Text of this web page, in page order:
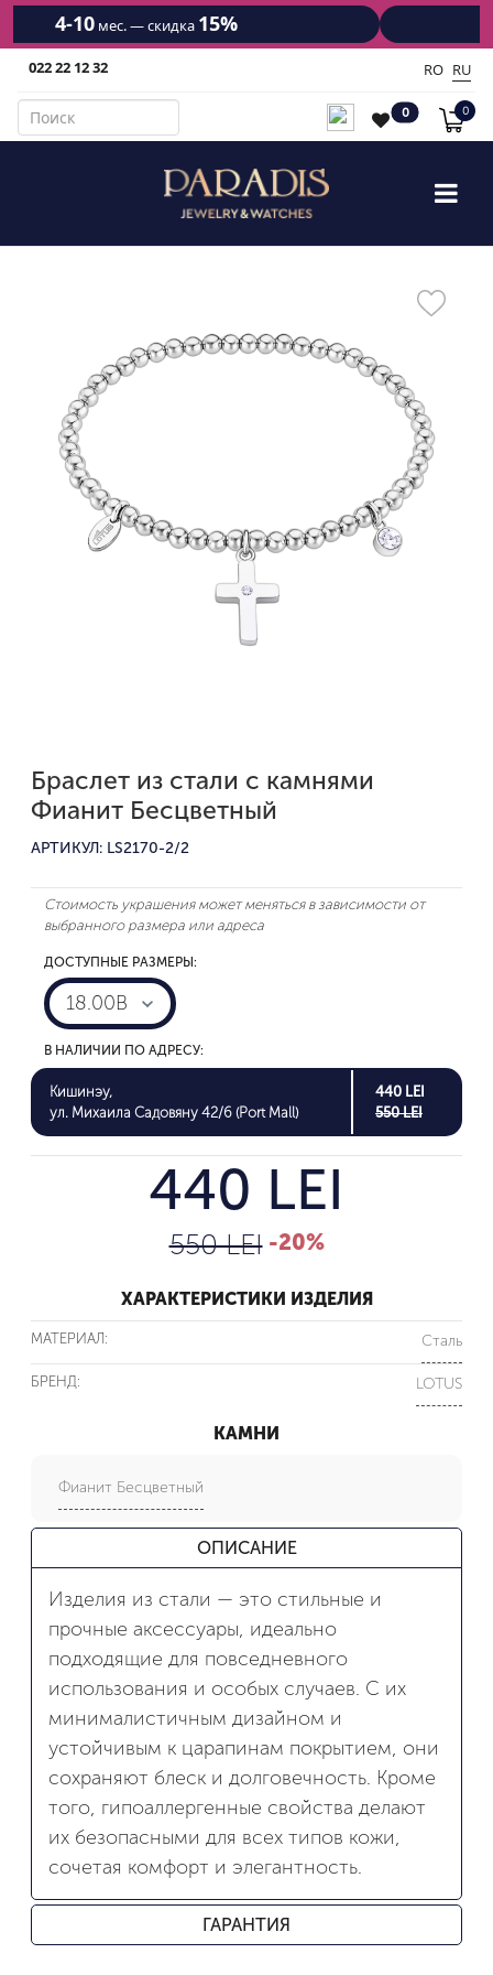
мес. — скидка
022 22 12 32 RO RU
0 0
Браслет из стали с камнями
Фианит Бесцветный
АРТИКУЛ: LS2170-2/2
Стоимость украшения может меняться в зависимости от
выбранного размера или адреса
ДОСТУПНЫЕ РАЗМЕРЫ:
18.00B
В НАЛИЧИИ ПО АДРЕСУ:
Кишинэу,
ул. Михаила Садовяну 42/6 (Port Mall)
440 LEI
550 LEI
440 LEI
550 LEI -20%
ХАРАКТЕРИСТИКИ ИЗДЕЛИЯ
МАТЕРИАЛ: Сталь
БРЕНД: LOTUS
КАМНИ
Фианит Бесцветный
ОПИСАНИЕ
Изделия из стали — это стильные и
прочные аксессуары, идеально
подходящие для повседневного
использования и особых случаев. С их
минималистичным дизайном и
устойчивым к царапинам покрытием, они
сохраняют блеск и долговечность. Кроме
того, гипоаллергенные свойства делают
их безопасными для всех типов кожи,
сочетая комфорт и элегантность.
ГАРАНТИЯ